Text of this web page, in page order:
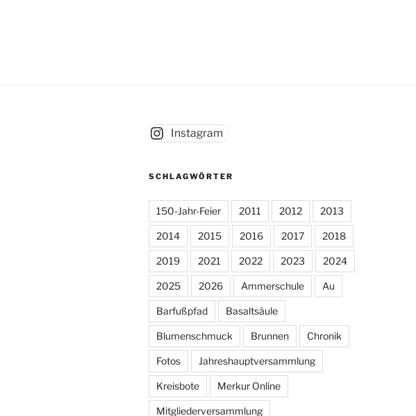
Instagram
SCHLAGWÖRTER
150-Jahr-Feier 2011 2012 2013
2014 2015 2016 2017 2018
2019 2021 2022 2023 2024
2025 2026 Ammerschule Au
Barfußpfad Basaltsäule
Blumenschmuck Brunnen Chronik
Fotos Jahreshauptversammlung
Kreisbote Merkur Online
Mitgliederversammlung